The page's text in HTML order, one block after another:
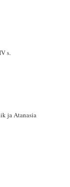
s.
ja Atanasia